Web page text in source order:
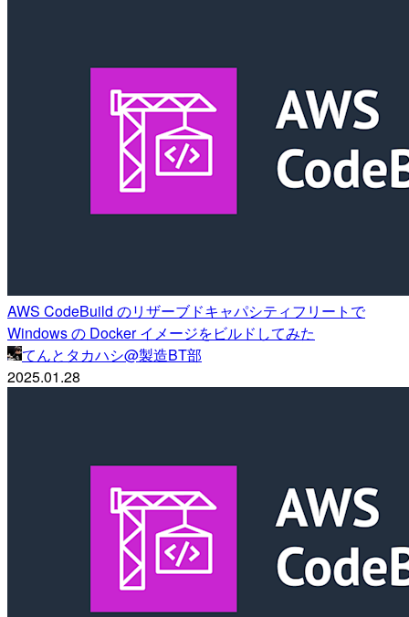
AWS CodeBuild のリザーブドキャパシティフリートで
Windows の Docker イメージをビルドしてみた
てんとタカハシ@製造BT部
2025.01.28